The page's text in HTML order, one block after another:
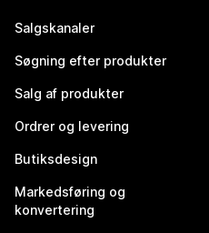
Salgskanaler
Søgning efter produkter
Salg af produkter
Ordrer og levering
Butiksdesign
Markedsføring og
konvertering